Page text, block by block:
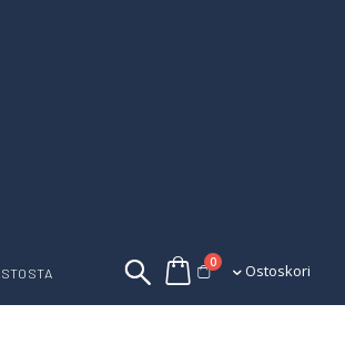
Ostoskori
0tuotettaOstoskori